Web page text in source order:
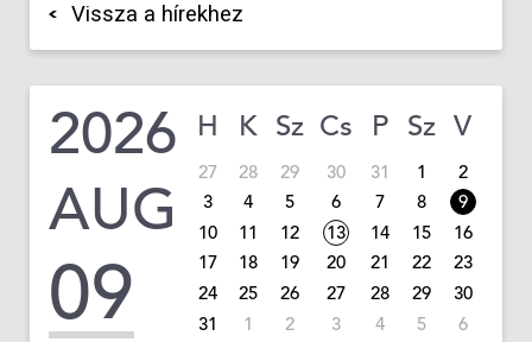
Vissza a hírekhez
2026
AUG
09
H K Sz Cs P Sz V
27 28 29 30 31 1
2
3
4 5 6 7 8
9
10
11 12 13 14 15
16
17
18 19 20 21 22
23
24
25 26 27 28 29
30
31
1 2 3 4 5 6